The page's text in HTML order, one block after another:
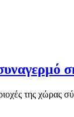
της χώρας